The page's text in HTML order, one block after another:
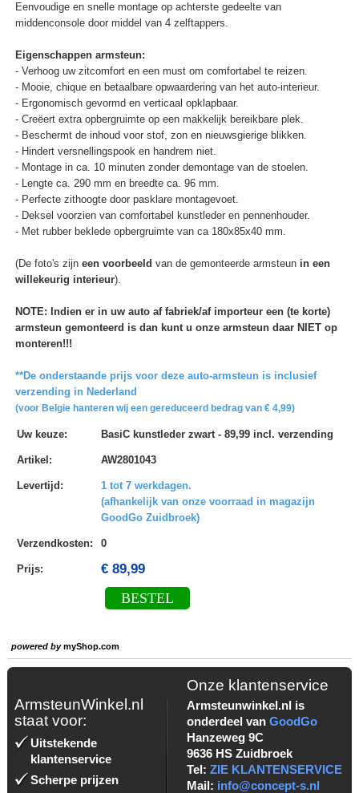
Eenvoudige en snelle montage op achterste gedeelte van
middenconsole door middel van 4 zelftappers.
Eigenschappen armsteun:
- Verhoog uw zitcomfort en een must om comfortabel te reizen.
- Mooie, chique en betaalbare opwaardering van het auto-interieur.
- Ergonomisch gevormd en verticaal opklapbaar.
- Creëert extra opbergruimte op een makkelijk bereikbare plek.
- Beschermt de inhoud voor stof, zon en nieuwsgierige blikken.
- Hindert versnellingspook en handrem niet.
- Montage in ca. 10 minuten zonder demontage van de stoelen.
- Lengte ca. 290 mm en breedte ca. 96 mm.
- Perfecte zithoogte door pasklare montagevoet.
- Deksel voorzien van comfortabel kunstleder en pennenhouder.
- Met rubber beklede opbergruimte van ca 180x85x40 mm.
(De foto's zijn een voorbeeld van de gemonteerde armsteun in een
willekeurig interieur).
NOTE: Indien er in uw auto af fabriek/af importeur een (te korte)
armsteun gemonteerd is dan kunt u onze armsteun daar NIET op
monteren!!!
**De onderstaande prijs voor deze auto-armsteun is inclusief
verzending in Nederland
(voor Belgie hanteren wij een gereduceerd bedrag van € 4,99)
Uw keuze: BasiC kunstleder zwart - 89,99 incl. verzending
Artikel : AW2801043
Levertijd :
1 tot 7 werkdagen.
(afhankelijk van onze voorraad in magazijn
GoodGo Zuidbroek)
Verzendkosten: 0
Prijs: € 89,99
BESTEL
powered bymyShop.com
ArmsteunWinkel.nl
staat voor:
Uitstekende
klantenservice
Scherpe prijzen
Onze klantenservice
Armsteunwinkel.nl is
onderdeel van GoodGo
Hanzeweg 9C
9636 HS Zuidbroek
Tel: ZIE KLANTENSERVICE
Mail: info@concept-s.nl